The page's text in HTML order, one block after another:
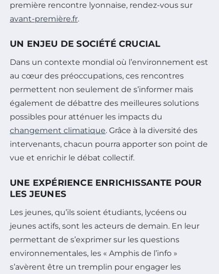
première rencontre lyonnaise, rendez-vous sur
avant-première.fr.
UN ENJEU DE SOCIÉTÉ CRUCIAL
Dans un contexte mondial où l’environnement est
au cœur des préoccupations, ces rencontres
permettent non seulement de s’informer mais
également de débattre des meilleures solutions
possibles pour atténuer les impacts du
changement climatique. Grâce à la diversité des
intervenants, chacun pourra apporter son point de
vue et enrichir le débat collectif.
UNE EXPÉRIENCE ENRICHISSANTE POUR
LES JEUNES
Les jeunes, qu’ils soient étudiants, lycéens ou
jeunes actifs, sont les acteurs de demain. En leur
permettant de s’exprimer sur les questions
environnementales, les « Amphis de l’info »
s’avèrent être un tremplin pour engager les